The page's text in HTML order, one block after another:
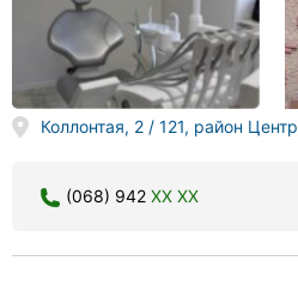
Коллонтая, 2 / 121, район Центр
(068) 942 XX XX